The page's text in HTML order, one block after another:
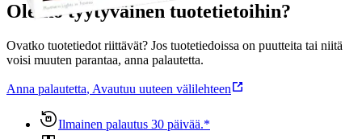
Oletko tyytyväinen tuotetietoihin?
Ovatko tuotetiedot riittävät? Jos tuotetiedoissa on puutteita tai niitä
voisi muuten parantaa, anna palautetta.
Anna palautetta, Avautuu uuteen välilehteen
Ilmainen palautus 30 päivää.*